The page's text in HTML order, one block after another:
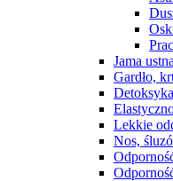
Jama ustna
Gardło,
Lekkie
Nos,